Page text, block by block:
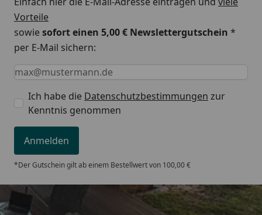
Vorteile
sowiesofort einen 5,00 € Newslettergutschein *
per E-Mail sichern:
Keine Eingabe erforderlich
Eingabe erforderlich
E-Mail *
Ich habe die Datenschutzbestimmungen zur
Kenntnis genommen
Anmelden
*Der Gutschein gilt ab einem Bestellwert von 100,00 €